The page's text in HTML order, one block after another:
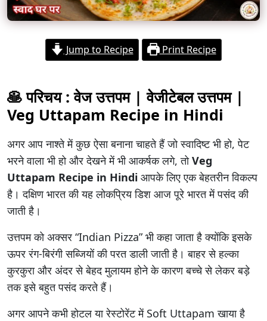
Jump to Recipe Print Recipe
🥞 परिचय : वेज उत्तपम | वेजीटेबल उत्तपम |
Veg Uttapam Recipe in Hindi
अगर आप नाश्ते में कुछ ऐसा बनाना चाहते हैं जो स्वादिष्ट भी हो, पेट
भरने वाला भी हो और देखने में भी आकर्षक लगे, तोVeg
Uttapam Recipe in Hindi आपके लिए एक बेहतरीन विकल्प
है। दक्षिण भारत की यह लोकप्रिय डिश आज पूरे भारत में पसंद की
जाती है।
उत्तपम को अक्सर “Indian Pizza” भी कहा जाता है क्योंकि इसके
ऊपर रंग-बिरंगी सब्जियों की परत डाली जाती है। बाहर से हल्का
कुरकुरा और अंदर से बेहद मुलायम होने के कारण बच्चे से लेकर बड़े
तक इसे बहुत पसंद करते हैं।
अगर आपने कभी होटल या रेस्टोरेंट में Soft Uttapam खाया है